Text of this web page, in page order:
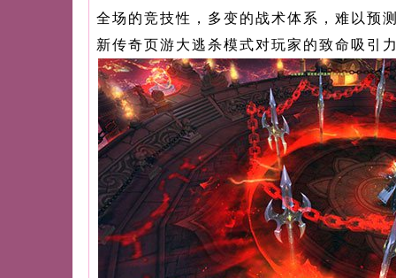
全场的竞技性，多变的战术体系，难以预
新传奇页游大逃杀模式对玩家的致命吸引